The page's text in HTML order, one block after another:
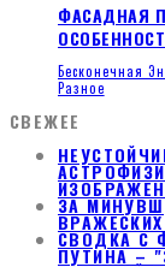
ФАСАДНАЯ
Бесконечная
Разное
СВЕЖЕЕ
ЗА
СВОДКА С
ПУТИНА –